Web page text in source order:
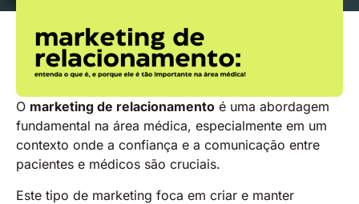
O marketing de relacionamento é uma abordagem
fundamental na área médica, especialmente em um
contexto onde a confiança e a comunicação entre
pacientes e médicos são cruciais.
Este tipo de marketing foca em criar e manter